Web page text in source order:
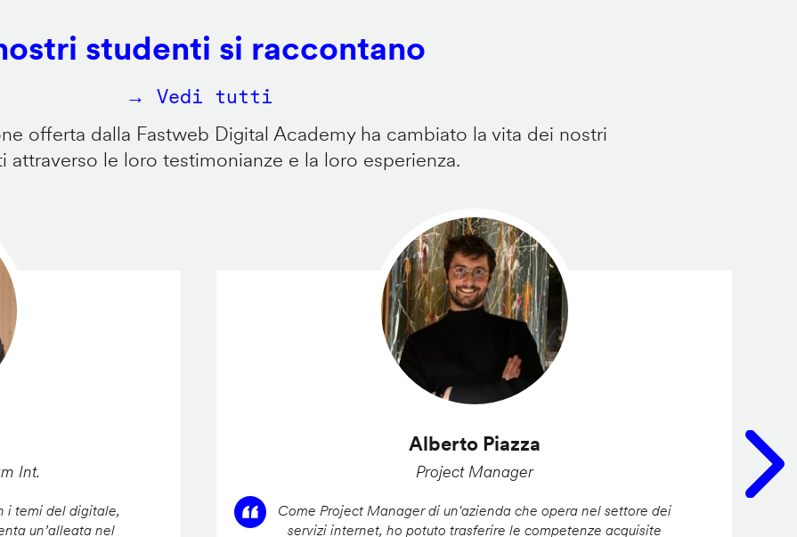
studenti si raccontano
→ Vedi tutti
offerta dalla Fastweb Digital Academy ha cambiato la vita dei nostri
attraverso le loro testimonianze e la loro esperienza.
Int.
i temi del digitale,
un’alleata nel
Alberto Piazza
Project Manager
Come Project Manager di un'azienda che opera nel settore dei
servizi internet, ho potuto trasferire le competenze acquisite